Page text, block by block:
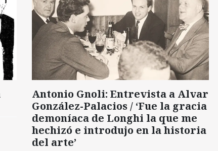
Antonio Gnoli: Entrevista a Alvar
González-Palacios / ‘Fue la gracia
demoníaca de Longhi la que me
hechizó e introdujo en la historia
del arte’